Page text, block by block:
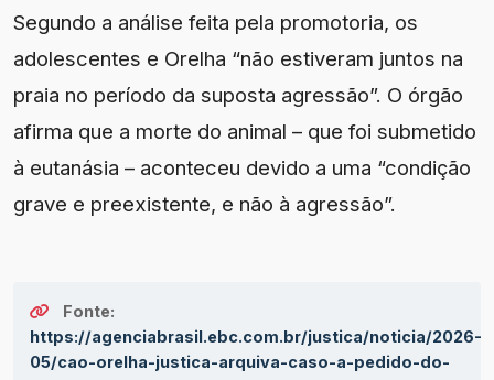
Segundo a análise feita pela promotoria, os
adolescentes e Orelha “não estiveram juntos na
praia no período da suposta agressão”. O órgão
afirma que a morte do animal – que foi submetido
à eutanásia – aconteceu devido a uma “condição
grave e preexistente, e não à agressão”.
Fonte:
https://agenciabrasil.ebc.com.br/justica/noticia/2026-
05/cao-orelha-justica-arquiva-caso-a-pedido-do-